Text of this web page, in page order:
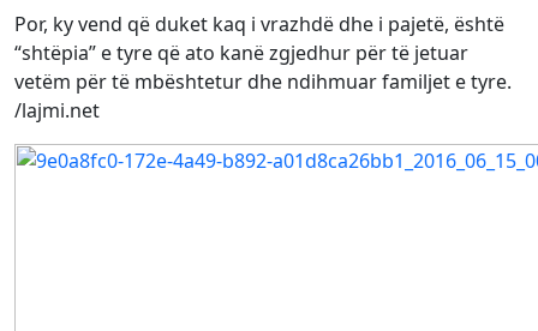
Por, ky vend që duket kaq i vrazhdë dhe i pajetë, është
“shtëpia” e tyre që ato kanë zgjedhur për të jetuar
vetëm për të mbështetur dhe ndihmuar familjet e tyre.
/lajmi.net